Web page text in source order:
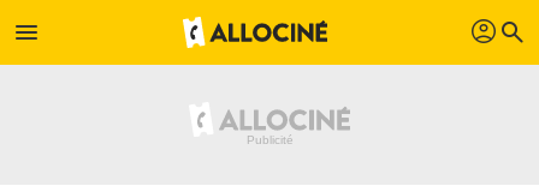
menu profil search